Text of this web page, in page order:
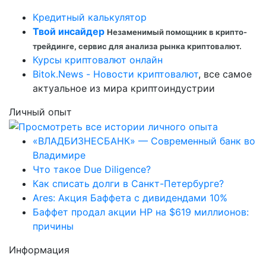
Кредитный калькулятор
Твой инсайдер Незаменимый помощник в крипто-
трейдинге, сервис для анализа рынка криптовалют.
Курсы криптовалют онлайн
Bitok.News - Новости криптовалют, все самое
актуальное из мира криптоиндустрии
Личный опыт
«ВЛАДБИЗНЕСБАНК» — Современный банк во
Владимире
Что такое Due Diligence?
Как списать долги в Санкт-Петербурге?
Ares: Акция Баффета с дивидендами 10%
Баффет продал акции HP на $619 миллионов:
причины
Информация